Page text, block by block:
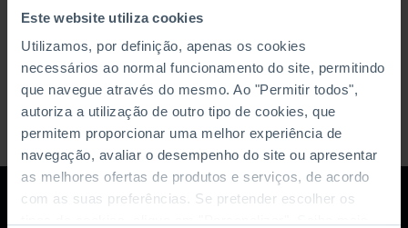
Este website utiliza cookies
Utilizamos, por definição, apenas os cookies
necessários ao normal funcionamento do site, permitindo
que navegue através do mesmo. Ao "Permitir todos",
autoriza a utilização de outro tipo de cookies, que
permitem proporcionar uma melhor experiência de
navegação, avaliar o desempenho do site ou apresentar
as melhores ofertas de produtos e serviços, de acordo
com as suas preferências. Se pretender escolher os